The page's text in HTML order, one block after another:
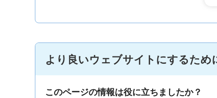
より良いウェブサイトにするた
このページの情報は役に立ちましたか？